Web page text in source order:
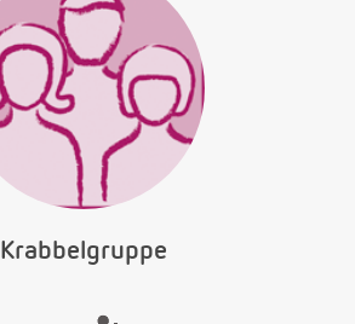
Krabbelgruppe